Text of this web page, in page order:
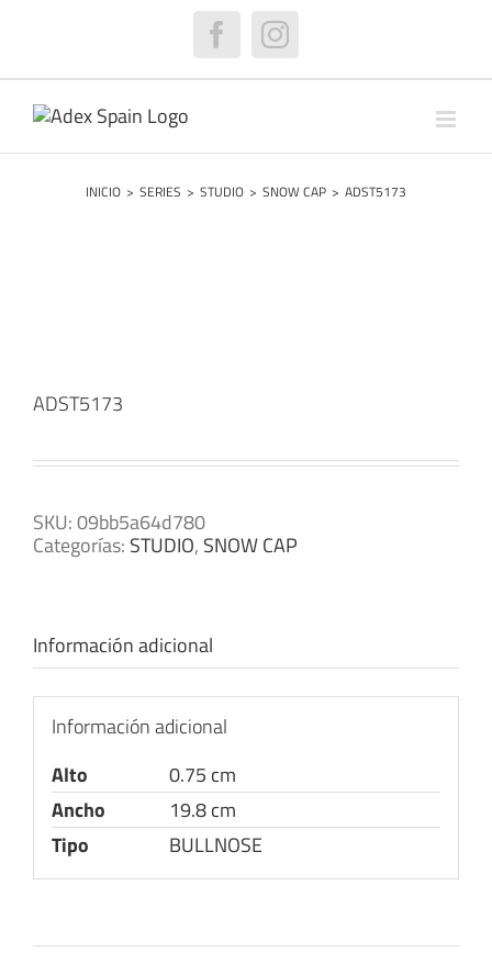
FacebookInstagram
INICIO > SERIES > STUDIO > SNOW CAP > ADST5173
ADST5173
SKU:09bb5a64d780
Categorías: STUDIO, SNOW CAP
Información adicional
Información adicional
Alto
0.75 cm
Ancho
19.8 cm
Tipo
BULLNOSE